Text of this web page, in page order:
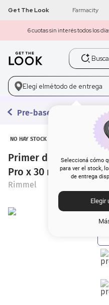
Get The Look Farmacity
6 cuotas sin interés todos los
Buscar productos
Elegí elmétodo de entrega
Seleccioná cómo
para ver el stock,
de entrega
Elegir
Pre-bases
NO HAY STOCK
Primer de Maquillaje
Pro x 30 ml
Rimmel
1 get the look
2 máscara pestañas
3.
5. corrector
rubor